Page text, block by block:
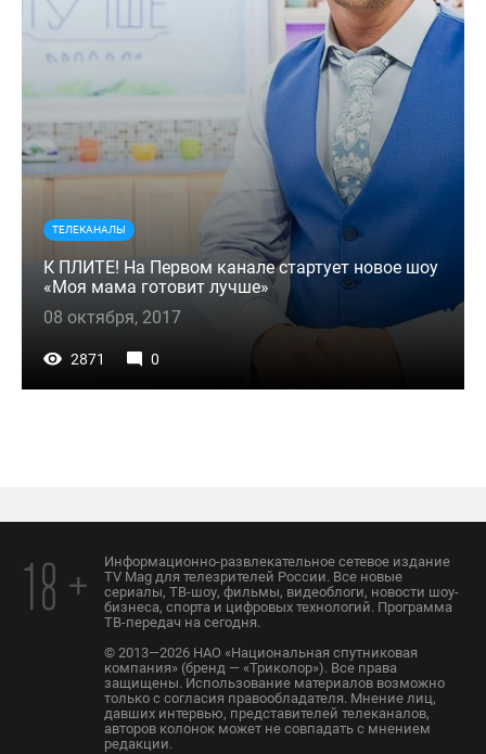
ТЕЛЕКАНАЛЫ
К ПЛИТЕ! На Первом канале стартует новое шоу
«Моя мама готовит лучше»
08 октября, 2017
2871 0
18 +
Информационно-развлекательное сетевое издание
TV Mag для телезрителей России. Все новые
сериалы, ТВ-шоу, фильмы, видеоблоги, новости шоу-
бизнеса, спорта и цифровых технологий. Программа
ТВ-передач на сегодня.
© 2013—2026 НАО «Национальная спутниковая
компания» (бренд — «Триколор»). Все права
защищены. Использование материалов возможно
только с согласия правообладателя. Мнение лиц,
давших интервью, представителей телеканалов,
авторов колонок может не совпадать с мнением
редакции.